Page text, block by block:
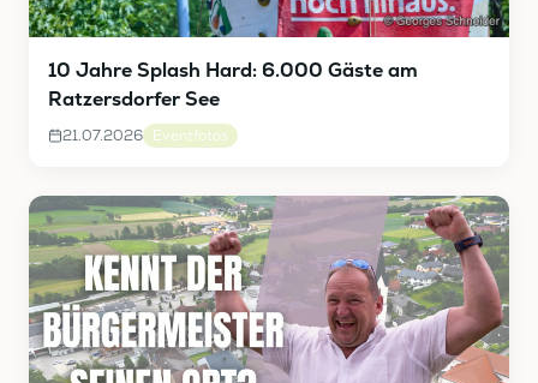
10 Jahre Splash Hard: 6.000 Gäste am
Ratzersdorfer See
21.07.2026 Eventfotos